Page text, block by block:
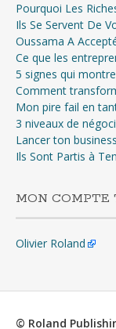
Pourquoi Les
Ils Se Servent De
Oussama A
Ce que les
5 signes qui
Comment
Mon pire fail en
3 niveaux de
Lancer ton
Ils Sont Partis à
MON
Olivier Roland
© Roland